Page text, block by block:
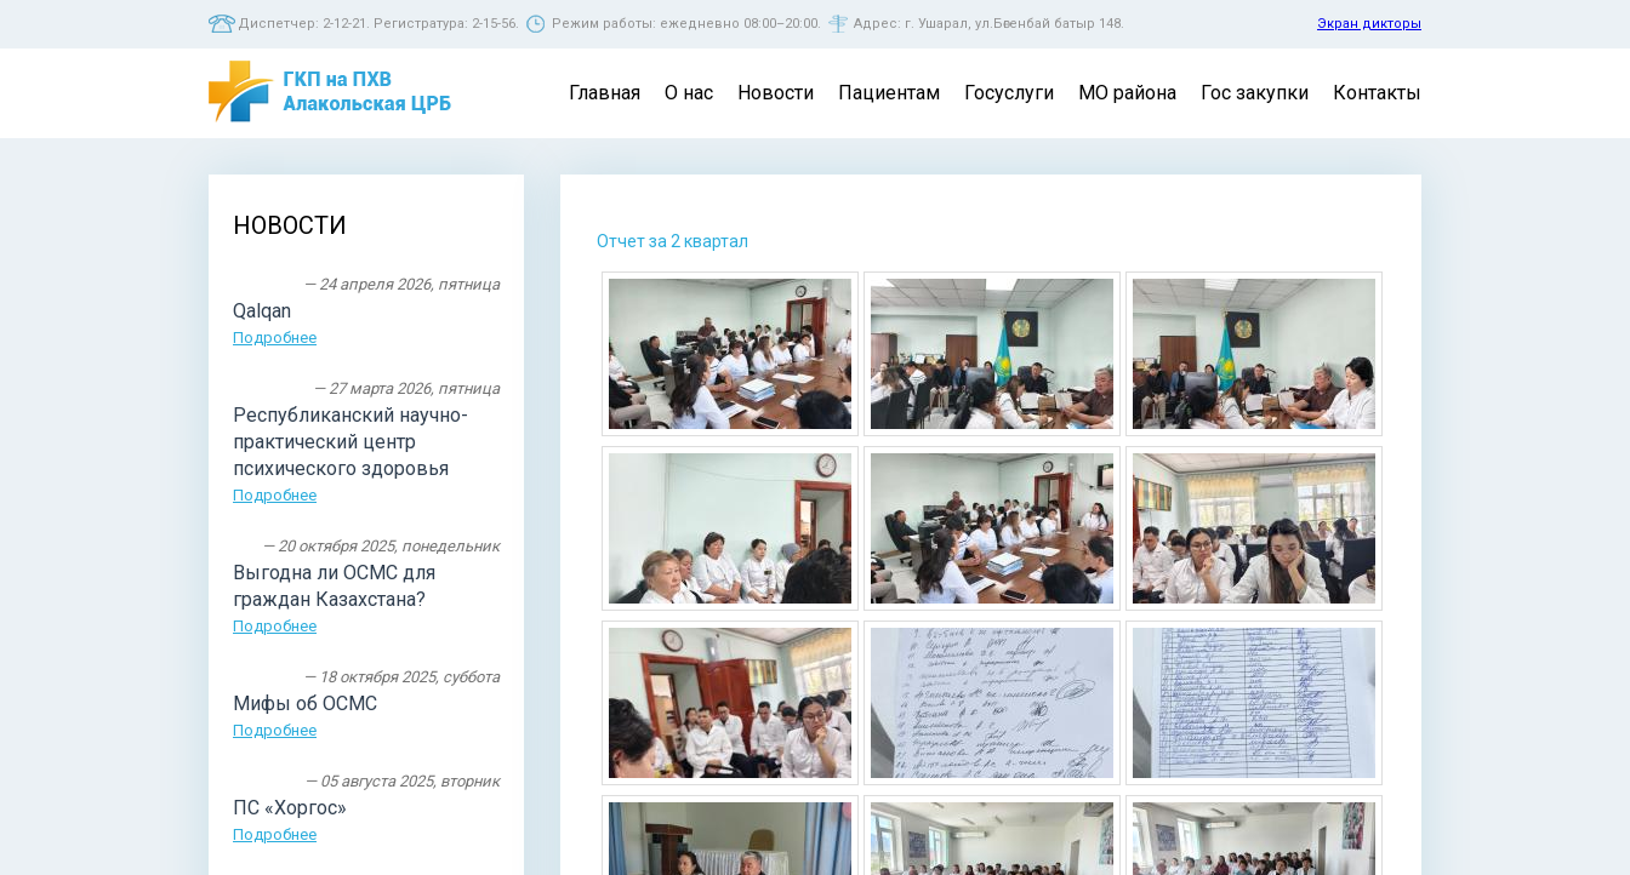
Диспетчер: 2-12-21. Регистратура: 2-15-56. Режим работы: ежедневно 08:00–20:00. Адрес: г. Ушарал, ул.Бөгенбай батыр 148. Экран дикторы
Главная О нас Новости Пациентам Госуслуги МО района Гос закупки Контакты
НОВОСТИ
— 24 апреля 2026, пятница
Qalqan
Подробнее
— 27 марта 2026, пятница
Республиканский научно-
практический центр
психического здоровья
Подробнее
— 20 октября 2025, понедельник
Выгодна ли ОСМС для
граждан Казахстана?
Подробнее
— 18 октября 2025, суббота
Мифы об ОСМС
Подробнее
— 05 августа 2025, вторник
ПС «Хоргос»
Подробнее
Вы здесь
Отчет за 2 квартал